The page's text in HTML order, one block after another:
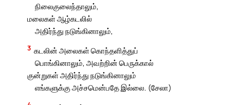
நிலைகுலைந்தாலும்,
மலைகள் ஆழ்கடலில்
அதிர்ந்து நடுங்கினாலும்,
3 கடலின் அலைகள் கொந்தளித்துப்
பொங்கினாலும், அவற்றின் பெருக்கால்
குன்றுகள் அதிர்ந்து நடுங்கினாலும்
எங்களுக்கு அச்சமென்பதே இல்லை. (சேலா)